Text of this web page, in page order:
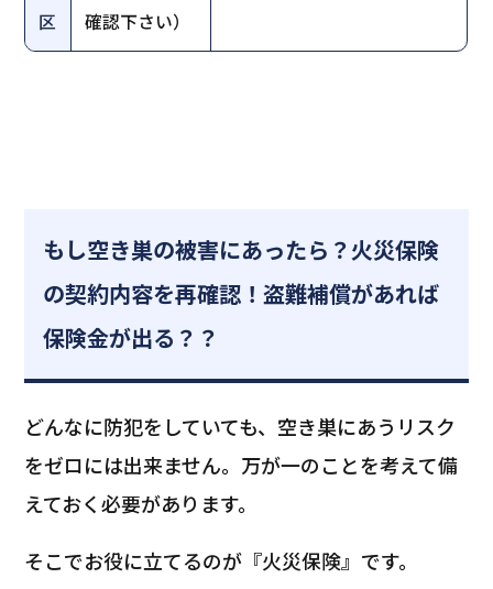
区
確認下さい）
もし空き巣の被害にあったら？火災保険
の契約内容を再確認！盗難補償があれば
保険金が出る？？
どんなに防犯をしていても、空き巣にあうリスク
をゼロには出来ません。万が一のことを考えて備
えておく必要があります。
そこでお役に立てるのが『火災保険』です。